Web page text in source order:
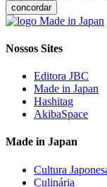
concordar
Nossos Sites
Editora JBC
Made in Japan
Hashitag
AkibaSpace
Made in Japan
Cultura
Culinária